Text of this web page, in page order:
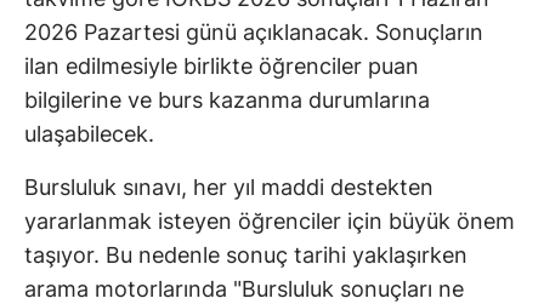
2026 Pazartesi günü açıklanacak. Sonuçların
ilan edilmesiyle birlikte öğrenciler puan
bilgilerine ve burs kazanma durumlarına
ulaşabilecek.
Bursluluk sınavı, her yıl maddi destekten
yararlanmak isteyen öğrenciler için büyük önem
taşıyor. Bu nedenle sonuç tarihi yaklaşırken
arama motorlarında "Bursluluk sonuçları ne